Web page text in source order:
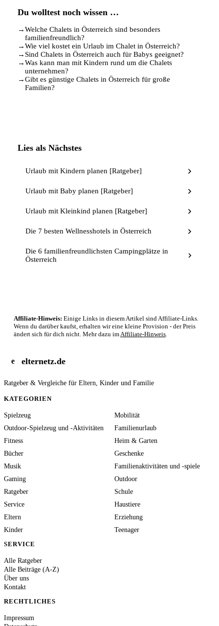
Du wolltest noch wissen …
→Welche Chalets in Österreich sind besonders
familienfreundlich?
→Wie viel kostet ein Urlaub im Chalet in Österreich?
→ Sind Chalets in Österreich auch für Babys geeignet?
→Was kann man mit Kindern rund um die Chalets
unternehmen?
→Gibt es günstige Chalets in Österreich für große
Familien?
Lies als Nächstes
Urlaub mit Kindern planen [Ratgeber]
Urlaub mit Baby planen [Ratgeber]
Urlaub mit Kleinkind planen [Ratgeber]
Die 7 besten Wellnesshotels in Österreich
Die 6 familienfreundlichsten Campingplätze in
Österreich
Affiliate-Hinweis: Einige Links in diesem Artikel sind Affiliate-Links.
Wenn du darüber kaufst, erhalten wir eine kleine Provision - der Preis
ändert sich für dich nicht. Mehr dazu imAffiliate-Hinweis.
e elternetz.de
Ratgeber & Vergleiche für Eltern, Kinder und Familie
KATEGORIEN
Spielzeug
Mobilität
Outdoor-Spielzeug und -Aktivitäten
Familienurlaub
Fitness
Heim & Garten
Bücher
Geschenke
Musik
Familienaktivitäten und -spiele
Gaming
Outdoor
Ratgeber
Schule
Service
Haustiere
Eltern
Erziehung
Kinder
Teenager
SERVICE
Alle Ratgeber
Alle Beiträge (A-Z)
Über uns
Kontakt
RECHTLICHES
Impressum